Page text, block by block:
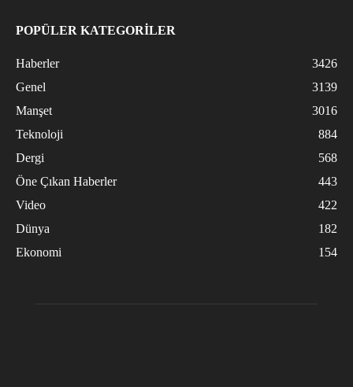
POPÜLER KATEGORİLER
Haberler
3426
Genel
3139
Manşet
3016
Teknoloji
884
Dergi
568
Öne Çıkan Haberler
443
Video
422
Dünya
182
Ekonomi
154